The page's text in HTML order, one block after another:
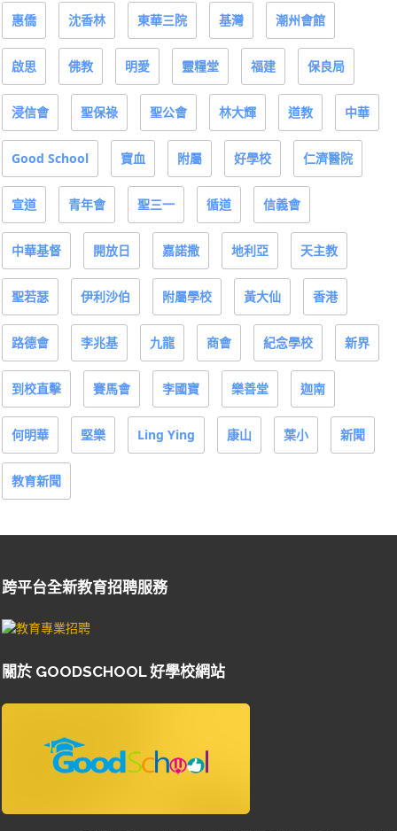
惠僑 沈香林 東華三院 基灣 潮州會館
啟思 佛教 明愛 靈糧堂 福建 保良局
浸信會 聖保祿 聖公會 林大輝 道教 中華
Good School 寶血 附屬 好學校 仁濟醫院
宣道 青年會 聖三一 循道 信義會
中華基督 開放日 嘉諾撒 地利亞 天主教
聖若瑟 伊利沙伯 附屬學校 黃大仙 香港
路德會 李兆基 九龍 商會 紀念學校 新界
到校直擊 賽馬會 李國寶 樂善堂 迦南
何明華 堅樂 Ling Ying 康山 葉小 新聞
教育新聞
跨平台全新教育招聘服務
關於 GOODSCHOOL 好學校網站